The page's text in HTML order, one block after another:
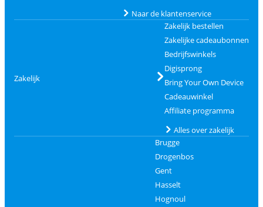
Naar de klantenservice
Zakelijk
Zakelijk bestellen
Zakelijke cadeaubonnen
Bedrijfswinkels
Digisprong
Bring Your Own Device
Cadeauwinkel
Affiliate programma
Alles over zakelijk
Brugge
Drogenbos
Gent
Hasselt
Hognoul